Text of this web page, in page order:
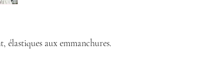
aux emmanchures.